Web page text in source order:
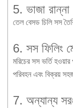
5. ভাজা রান্না
তেল বেসড চিলি সস
6. সস ফিলিং
মরিচের সস ভর্তি
পরিবহন এবং বিক্রয়
7. অন্যান্য